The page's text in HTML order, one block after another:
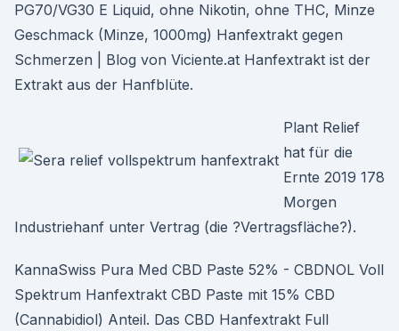
PG70/VG30 E Liquid, ohne Nikotin, ohne THC, Minze
Geschmack (Minze, 1000mg) Hanfextrakt gegen
Schmerzen | Blog von Viciente.at Hanfextrakt ist der
Extrakt aus der Hanfblüte.
Plant Relief
hat für die
Ernte 2019 178
Morgen
Industriehanf unter Vertrag (die ?Vertragsfläche?).
KannaSwiss Pura Med CBD Paste 52% - CBDNOL Voll
Spektrum Hanfextrakt CBD Paste mit 15% CBD
(Cannabidiol) Anteil. Das CBD Hanfextrakt Full